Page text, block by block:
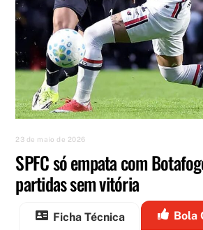
23 de maio de 2026
SPFC só empata com
partidas sem vitória
Ficha Técnica Bola